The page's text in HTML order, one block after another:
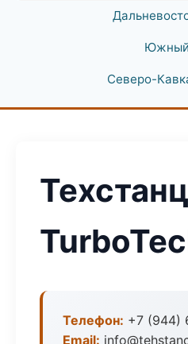
Северо-
Телефон: +7 (944)
Email: